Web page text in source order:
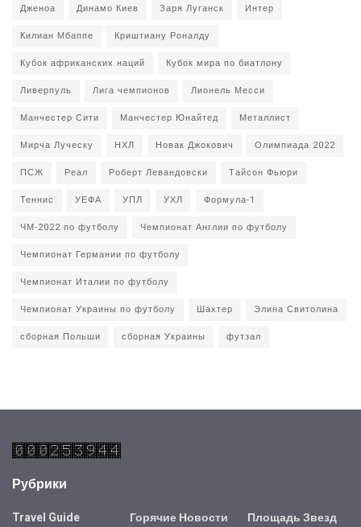
Дженоа
Динамо Киев Заря Луганск
Интер
Килиан Мбаппе
Криштиану Роналду
Кубок африканских наций
Кубок мира по биатлону
Ливерпуль
Лига чемпионов
Лионель Месси
Манчестер Сити
Манчестер Юнайтед
Металлист
Мирча Луческу
НХЛ Новак Джокович
Олимпиада 2022
ПСЖ
Реал Роберт Левандовски
Тайсон Фьюри
Теннис
УЕФА УПЛ УХЛ
Формула-1
ЧМ-2022 по футболу
Чемпионат Англии по футболу
Чемпионат Германии по футболу
Чемпионат Италии по футболу
Чемпионат Украины по футболу
Шахтер
Элина Свитолина
сборная Польши
сборная Украины футзал
Рубрики
Travel Guide
Горячие Новости
Площадь Звезд